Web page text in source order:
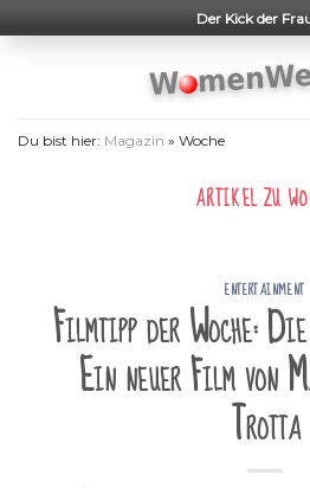
to
Der Kick der
Du bist hier: Magazin » Woche
ARTIKEL ZU
ENTERTAINMENT
Filmtipp der Woche:
Ein neuer Film von
Trotta